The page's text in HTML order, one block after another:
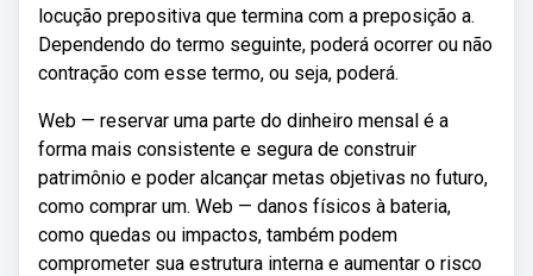
locução prepositiva que termina com a preposição a.
Dependendo do termo seguinte, poderá ocorrer ou não
contração com esse termo, ou seja, poderá.
Web — reservar uma parte do dinheiro mensal é a
forma mais consistente e segura de construir
patrimônio e poder alcançar metas objetivas no futuro,
como comprar um. Web — danos físicos à bateria,
como quedas ou impactos, também podem
comprometer sua estrutura interna e aumentar o risco